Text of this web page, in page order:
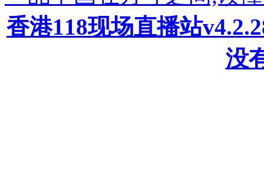
香港118现场直播站
没